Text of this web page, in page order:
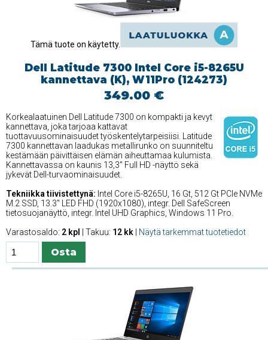
Tämä tuote on käytetty.
Dell Latitude 7300 Intel Core i5-8265U
kannettava (K), W11Pro (124273)
349.00 €
Korkealaatuinen Dell Latitude 7300 on kompakti ja kevyt
kannettava, joka tarjoaa kattavat
tuottavuusominaisuudet työskentelytarpeisiisi. Latitude
7300 kannettavan laadukas metallirunko on suunniteltu
kestämään päivittäisen elämän aiheuttamaa kulumista.
Kannettavassa on kaunis 13,3'' Full HD -näyttö sekä
jykevät Dell-turvaominaisuudet.
Tekniikka tiivistettynä: Intel Core i5-8265U, 16 Gt, 512 Gt PCIe NVMe
M.2 SSD, 13.3'' LED FHD (1920x1080), integr. Dell SafeScreen
tietosuojanäyttö, integr. Intel UHD Graphics, Windows 11 Pro.
Varastosaldo: 2 kpl | Takuu: 12 kk Näytä tarkemmat tuotetiedot